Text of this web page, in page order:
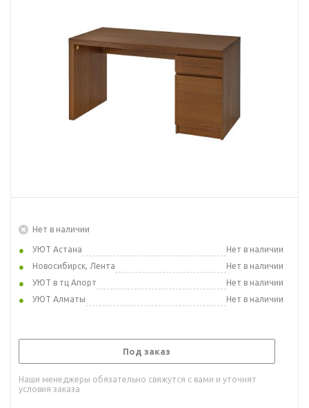
Нет в наличии
УЮТ Астана
Нет в наличии
Новосибирск, Лента
Нет в наличии
УЮТ в тц Апорт
Нет в наличии
УЮТ Алматы
Нет в наличии
Под заказ
Наши менеджеры обязательно свяжутся с вами и уточнят
условия заказа